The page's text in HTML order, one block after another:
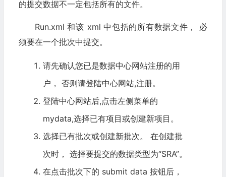
的提交数据不一定包括所有的文件。
Run.xml 和该 xml 中包括的所有数据文件， 必
须要在一个批次中提交。
请先确认您已是数据中心网站注册的用
户， 否则请登陆中心网站,注册。
登陆中心网站后,点击左侧菜单的
mydata,选择已有项目或创建新项目。
选择已有批次或创建新批次。 在创建批
次时， 选择要提交的数据类型为“SRA”。
在点击批次下的 submit data 按钮后，